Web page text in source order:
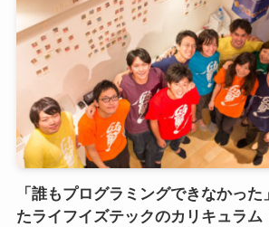
「誰もプログラミングできなかっ
たライフイズテックのカリキュラム